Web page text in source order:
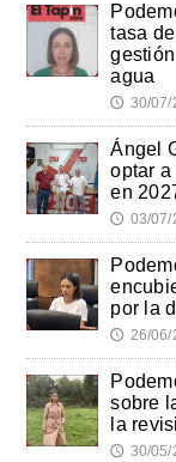
tasa
agua
🕔 30/07/
Ángel
optar
en
🕔 03/07/
por la
🕔 26/06/
sobre
la
🕔 30/05/